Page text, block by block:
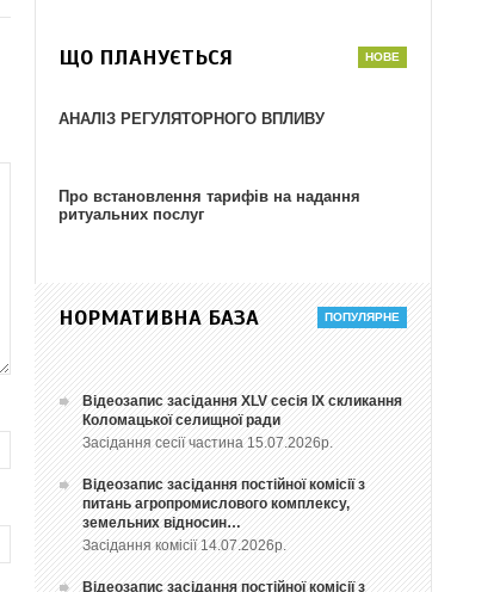
ЩО ПЛАНУЄТЬСЯ
АНАЛІЗ РЕГУЛЯТОРНОГО ВПЛИВУ
Про встановлення тарифів на надання
ритуальних послуг
НОРМАТИВНА БАЗА
Відеозапис засідання ХLV сесія ІХ скликання
Коломацької селищної ради
Засідання сесії частина 15.07.2026р.
Відеозапис засідання постійної комісії з
питань агропромислового комплексу,
земельних відносин…
Засідання комісії 14.07.2026р.
Відеозапис засідання постійної комісії з